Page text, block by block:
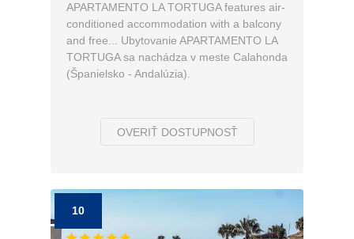
APARTAMENTO LA TORTUGA features air-
conditioned accommodation with a balcony
and free... Ubytovanie APARTAMENTO LA
TORTUGA sa nachádza v meste Calahonda
(Španielsko - Andalúzia).
OVERIŤ DOSTUPNOSŤ
10